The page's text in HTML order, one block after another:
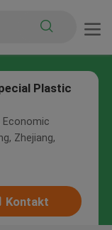
Plastic
Economic
Zhejiang,
Kontakt